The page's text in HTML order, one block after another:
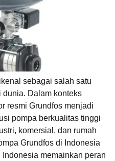
sebagai salah satu
dunia. Dalam konteks
resmi Grundfos menjadi
pompa berkualitas tinggi
komersial, dan rumah
Grundfos di Indonesia
memainkan peran